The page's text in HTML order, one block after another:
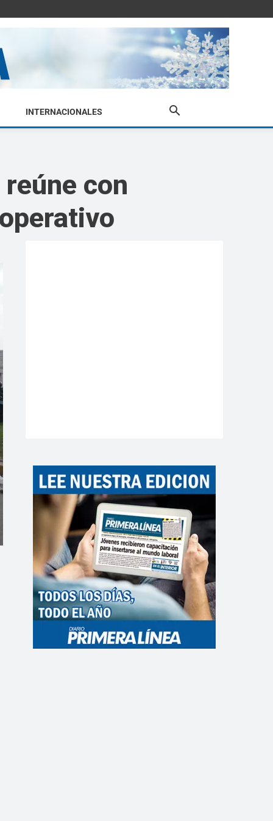
INTERNACIONALES
con